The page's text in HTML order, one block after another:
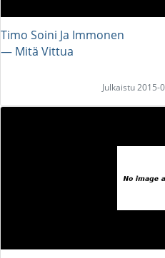
Timo Soini Ja Immonen
― Mitä Vittua
Julkaistu 2015-